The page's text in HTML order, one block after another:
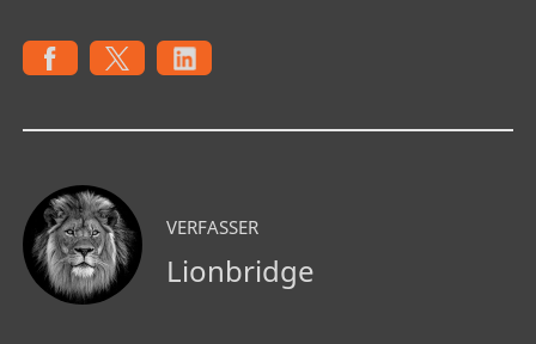
VERFASSER
Lionbridge